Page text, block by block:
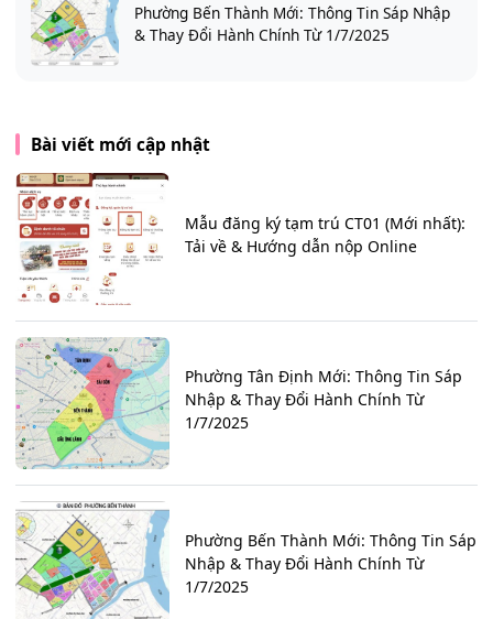
Phường Bến Thành Mới: Thông Tin Sáp Nhập
& Thay Đổi Hành Chính Từ 1/7/2025
Bài viết mới cập nhật
Mẫu đăng ký tạm trú CT01 (Mới nhất):
Tải về & Hướng dẫn nộp Online
Phường Tân Định Mới: Thông Tin Sáp
Nhập & Thay Đổi Hành Chính Từ
1/7/2025
Phường Bến Thành Mới: Thông Tin Sáp
Nhập & Thay Đổi Hành Chính Từ
1/7/2025